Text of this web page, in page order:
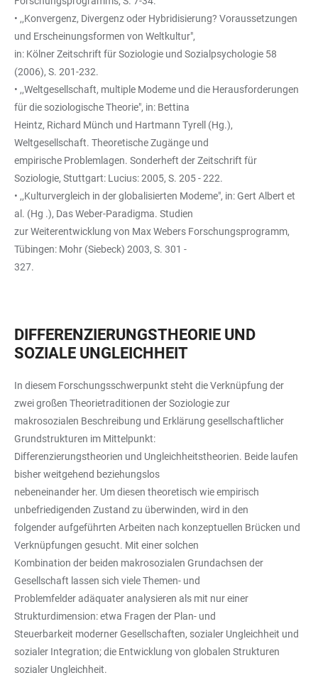
• ,,Konvergenz, Divergenz oder Hybridisierung? Voraussetzungen
und Erscheinungsformen von Weltkultur",
in: Kölner Zeitschrift für Soziologie und Sozialpsychologie 58
(2006), S. 201-232.
• ,,Weltgesellschaft, multiple Modeme und die Herausforderungen
für die soziologische Theorie", in: Bettina
Heintz, Richard Münch und Hartmann Tyrell (Hg.),
Weltgesellschaft. Theoretische Zugänge und
empirische Problemlagen. Sonderheft der Zeitschrift für
Soziologie, Stuttgart: Lucius: 2005, S. 205 - 222.
• ,,Kulturvergleich in der globalisierten Modeme", in: Gert Albert et
al. (Hg .), Das Weber-Paradigma. Studien
zur Weiterentwicklung von Max Webers Forschungsprogramm,
Tübingen: Mohr (Siebeck) 2003, S. 301 -
327.
DIFFERENZIERUNGSTHEORIE UND
SOZIALE UNGLEICHHEIT
In diesem Forschungsschwerpunkt steht die Verknüpfung der
zwei großen Theorietraditionen der Soziologie zur
makrosozialen Beschreibung und Erklärung gesellschaftlicher
Grundstrukturen im Mittelpunkt:
Differenzierungstheorien und Ungleichheitstheorien. Beide laufen
bisher weitgehend beziehungslos
nebeneinander her. Um diesen theoretisch wie empirisch
unbefriedigenden Zustand zu überwinden, wird in den
folgender aufgeführten Arbeiten nach konzeptuellen Brücken und
Verknüpfungen gesucht. Mit einer solchen
Kombination der beiden makrosozialen Grundachsen der
Gesellschaft lassen sich viele Themen- und
Problemfelder adäquater analysieren als mit nur einer
Strukturdimension: etwa Fragen der Plan- und
Steuerbarkeit moderner Gesellschaften, sozialer Ungleichheit und
sozialer Integration; die Entwicklung von globalen Strukturen
sozialer Ungleichheit.